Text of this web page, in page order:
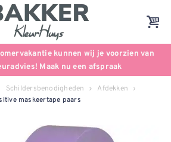
kunnen wij je voorzien van
Maak nu een afspraak
Schildersbenodigheden
Afdekken
maskeertape paars